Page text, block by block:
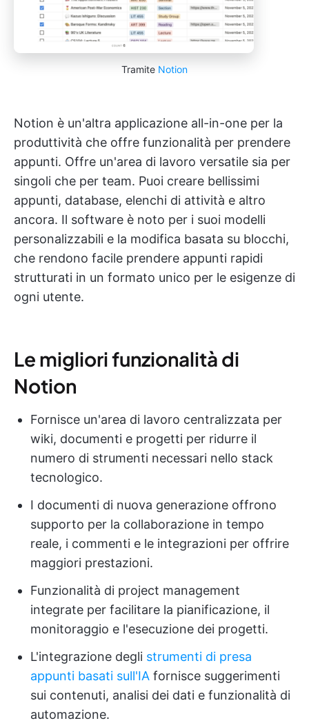
Tramite Notion
Notion è un'altra applicazione all-in-one per la
produttività che offre funzionalità per prendere
appunti. Offre un'area di lavoro versatile sia per
singoli che per team. Puoi creare bellissimi
appunti, database, elenchi di attività e altro
ancora. Il software è noto per i suoi modelli
personalizzabili e la modifica basata su blocchi,
che rendono facile prendere appunti rapidi
strutturati in un formato unico per le esigenze di
ogni utente.
Le migliori funzionalità di
Notion
Fornisce un'area di lavoro centralizzata per
wiki, documenti e progetti per ridurre il
numero di strumenti necessari nello stack
tecnologico.
I documenti di nuova generazione offrono
supporto per la collaborazione in tempo
reale, i commenti e le integrazioni per offrire
maggiori prestazioni.
Funzionalità di project management
integrate per facilitare la pianificazione, il
monitoraggio e l'esecuzione dei progetti.
L'integrazione degli strumenti di presa
appunti basati sull'IA fornisce suggerimenti
sui contenuti, analisi dei dati e funzionalità di
automazione.